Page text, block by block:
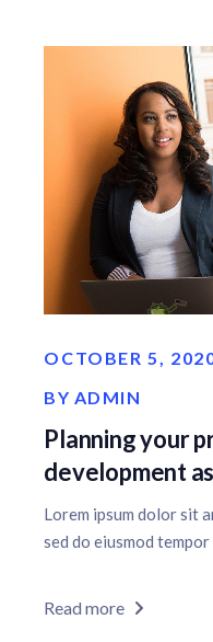
OCTOBER 5,
BY ADMIN
Planning your
development
Lorem ipsum dolor sit
sed do eiusmod
Read more